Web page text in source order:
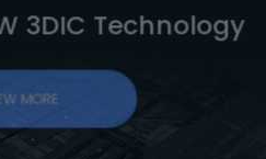
3DIC Technology
MORE